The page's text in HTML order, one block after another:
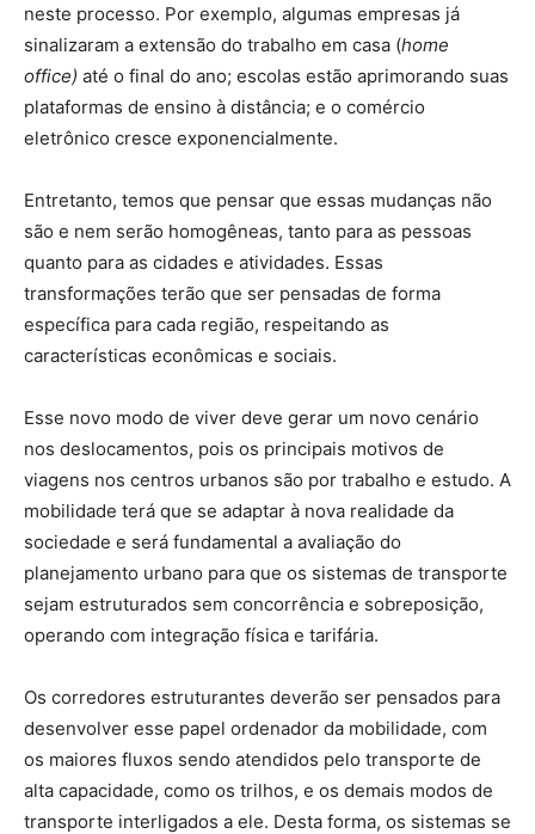
neste processo. Por exemplo, algumas empresas já
sinalizaram a extensão do trabalho em casa (home
office) até o final do ano; escolas estão aprimorando suas
plataformas de ensino à distância; e o comércio
eletrônico cresce exponencialmente.
Entretanto, temos que pensar que essas mudanças não
são e nem serão homogêneas, tanto para as pessoas
quanto para as cidades e atividades. Essas
transformações terão que ser pensadas de forma
específica para cada região, respeitando as
características econômicas e sociais.
Esse novo modo de viver deve gerar um novo cenário
nos deslocamentos, pois os principais motivos de
viagens nos centros urbanos são por trabalho e estudo. A
mobilidade terá que se adaptar à nova realidade da
sociedade e será fundamental a avaliação do
planejamento urbano para que os sistemas de transporte
sejam estruturados sem concorrência e sobreposição,
operando com integração física e tarifária.
Os corredores estruturantes deverão ser pensados para
desenvolver esse papel ordenador da mobilidade, com
os maiores fluxos sendo atendidos pelo transporte de
alta capacidade, como os trilhos, e os demais modos de
transporte interligados a ele. Desta forma, os sistemas se